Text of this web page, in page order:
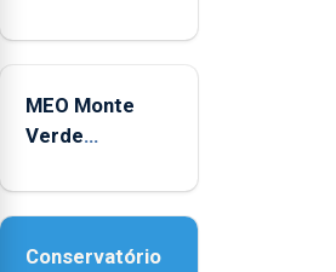
anos de
Coliseu
Micaelense
MEO Monte
Verde
reforço da
Conservatório